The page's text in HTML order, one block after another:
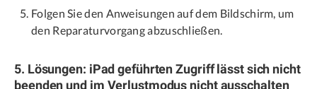
Folgen Sie den Anweisungen auf dem Bildschirm, um
den Reparaturvorgang abzuschließen.
5. Lösungen: iPad geführten Zugriff lässt sich nicht
beenden und im Verlustmodus nicht ausschalten